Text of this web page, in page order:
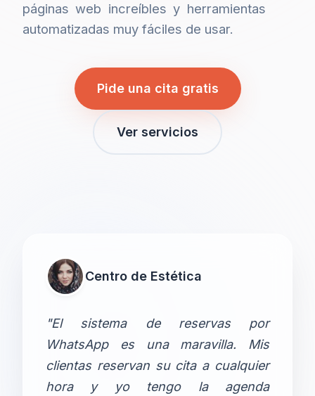
páginas web increíbles y herramientas
automatizadas muy fáciles de usar.
Pide una cita gratis
Ver servicios
Centro de Estética
"El sistema de reservas por
WhatsApp es una maravilla. Mis
clientas reservan su cita a cualquier
hora y yo tengo la agenda